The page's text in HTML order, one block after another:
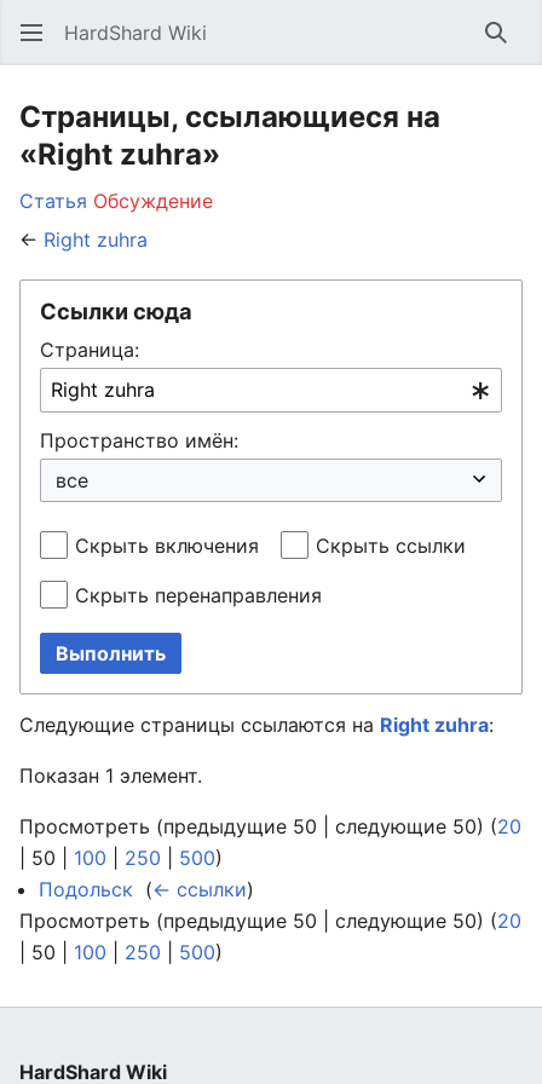
HardShard Wiki
Страницы, ссылающиеся на
«Right zuhra»
Статья Обсуждение
← Right zuhra
Ссылки сюда
Страница:
Пространство имён:
Скрыть включения Скрыть ссылки
Скрыть перенаправления
Выполнить
Следующие страницы ссылаются на Right zuhra:
Показан 1 элемент.
Просмотреть (предыдущие 50 следующие 50) (20
50 100 250 500)
Подольск (← ссылки)
Просмотреть (предыдущие 50 следующие 50) (20
50 100 250 500)
HardShard Wiki